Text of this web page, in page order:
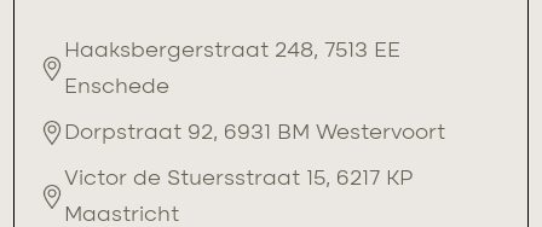
Haaksbergerstraat 248, 7513 EE
Enschede
Dorpstraat 92, 6931 BM Westervoort
Victor de Stuersstraat 15, 6217 KP
Maastricht